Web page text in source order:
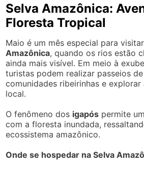
Selva Amazônica:
Floresta Tropical
Maio é um mês especial para
Amazônica, quando os rios estão
ainda mais visível. Em meio à
turistas podem realizar passeios
comunidades ribeirinhas e
local.
O fenômeno dos igapós permite
com a floresta inundada,
ecossistema amazônico.
Onde se hospedar na Selva